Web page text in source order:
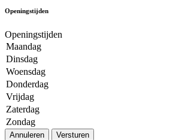
Openingstijden
Openingstijden
Maandag
Dinsdag
Woensdag
Donderdag
Vrijdag
Zaterdag
Zondag
Annuleren Versturen